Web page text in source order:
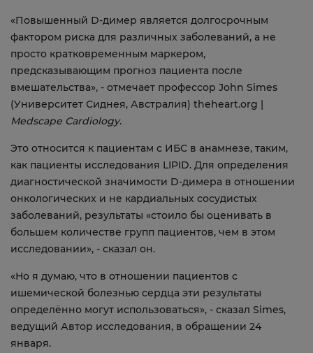
«Повышенный D-димер является долгосрочным
фактором риска для различных заболеваний, а не
просто кратковременным маркером,
предсказывающим прогноз пациента после
вмешательства», - отмечает профессор John Simes
(Университет Сиднея, Австралия) theheart.org |
Medscape Cardiology.
Это относится к пациентам с ИБС в анамнезе, таким,
как пациенты исследования LIPID. Для определения
диагностической значимости D-димера в отношении
онкологических и не кардиальных сосудистых
заболеваний, результаты «стоило бы оценивать в
большем количестве групп пациентов, чем в этом
исследовании», - сказал он.
«Но я думаю, что в отношении пациентов с
ишемической болезнью сердца эти результаты
определённо могут использоваться», - сказал Simes,
ведущий Автор исследования, в обращении 24
января.